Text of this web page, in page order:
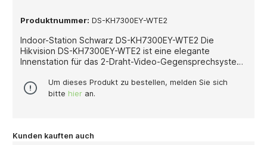
Produktnummer: DS-KH7300EY-WTE2
Indoor-Station Schwarz DS-KH7300EY-WTE2 Die
Hikvision DS-KH7300EY-WTE2 ist eine elegante
Innenstation für das 2-Draht-Video-Gegensprechsystem
Nachrüstung bestehender Gegensprechanlagen
entwickelt und bietet eine moderne, komfortable und
ermöglicht sie eine einfache Bedienung und klare
Um dieses Produkt zu bestellen, melden Sie sich
bitte hier an.
Kunden kauften auch